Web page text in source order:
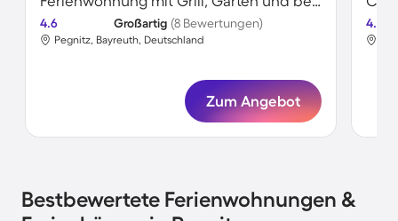
4.6 Großartig (8 Bewertungen)
Pegnitz, Bayreuth, Deutschland
Zum Angebot
4.6
Bestbewertete Ferienwohnungen &